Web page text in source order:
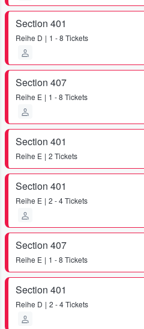
Section 401
Reihe D 1 - 8 Tickets
Section 407
Reihe E 1 - 8 Tickets
Section 401
Reihe E 2 Tickets
Section 401
Reihe E 2 - 4 Tickets
Section 407
Reihe E 1 - 8 Tickets
Section 401
Reihe D 2 - 4 Tickets